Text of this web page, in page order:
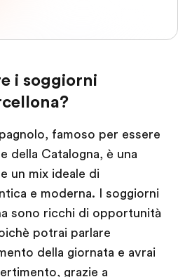
i soggiorni
famoso per essere
della Catalogna, è una
un mix ideale di
e moderna. I soggiorni
sono ricchi di opportunità
potrai parlare
della giornata e avrai
grazie a